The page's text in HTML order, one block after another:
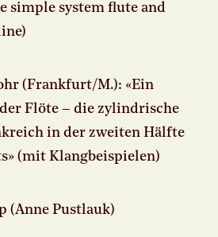
simple system flute and
(Frankfurt/M.): «Ein
Flöte – die zylindrische
in der zweiten Hälfte
(mit Klangbeispielen)
(Anne Pustlauk)